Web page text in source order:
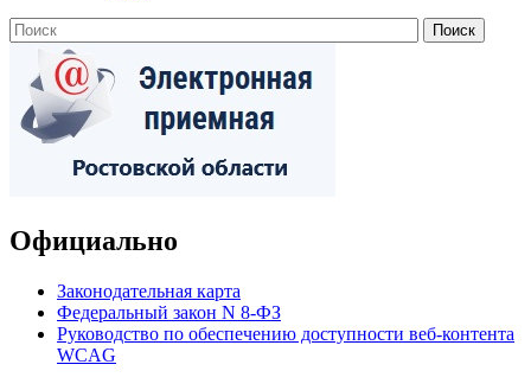
Официально
Законодательная карта
Федеральный закон N 8-ФЗ
Руководство по обеспечению доступности веб-контента
WCAG